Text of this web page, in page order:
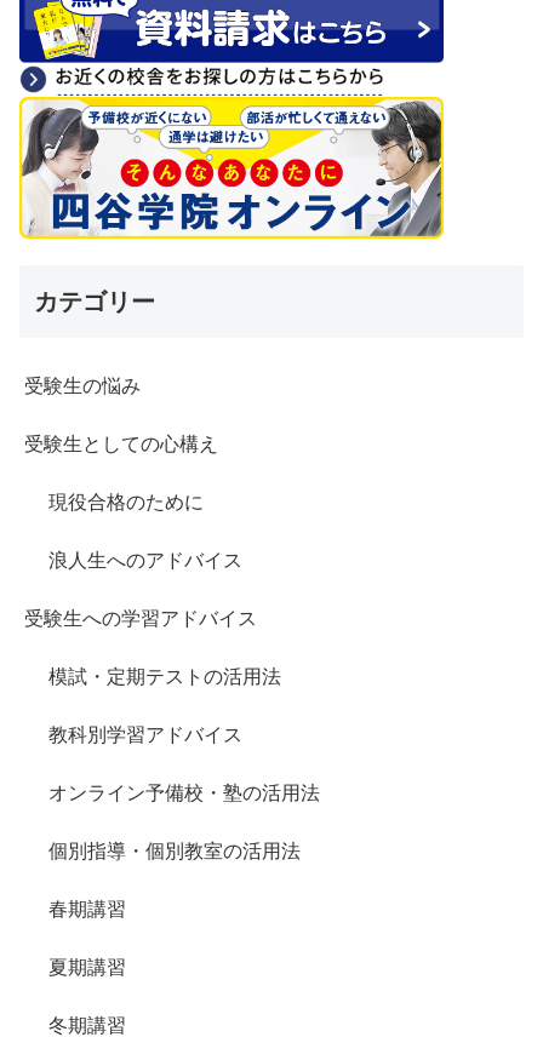
カテゴリー
受験生の悩み
受験生としての心構え
現役合格のために
浪人生へのアドバイス
受験生への学習アドバイス
模試・定期テストの活用法
教科別学習アドバイス
オンライン予備校・塾の活用法
個別指導・個別教室の活用法
春期講習
夏期講習
冬期講習